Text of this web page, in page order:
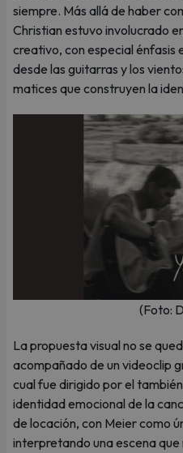
siempre. Más allá de haber
Christian estuvo involucrado
creativo, con especial énfasis
desde las guitarras y los
matices que construyen la
(Foto:
La propuesta visual no se
acompañado de un videoclip
cual fue dirigido por el
identidad emocional de la
de locación, con Meier como
interpretando una escena